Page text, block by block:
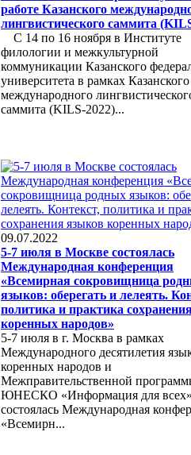
работе Казанского
лингвистического саммита
С 14 по 16 ноября в Институте
филологии и межкультурной
коммуникации Казанского
университета в рамках Казанского
международного
саммита (KILS-2022)...
09.07.2022
5-7 июля в Москве состоялась
Международная конференция
«Всемирная сокровищница
языков: оберегать и лелеять.
политика и практика
коренных народов»
5-7 июля в г. Москва в рамках
Международного десятилетия
коренных народов и
Межправительственной
ЮНЕСКО «Информация для всех»
состоялась Международная
«Всемирн...